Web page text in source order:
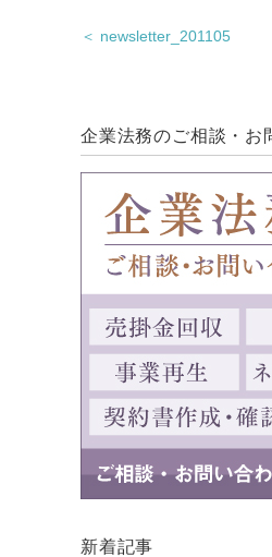
＜ newsletter_201105
企業法務のご相談・お
新着記事